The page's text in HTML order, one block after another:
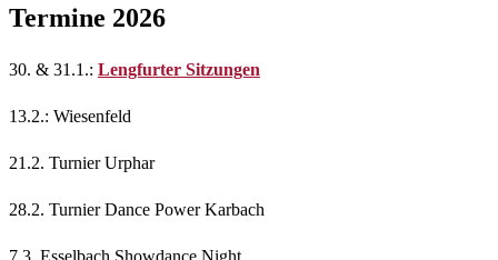
Termine 2026
30. & 31.1.: Lengfurter Sitzungen
13.2.: Wiesenfeld
21.2. Turnier Urphar
28.2. Turnier Dance Power Karbach
7.3. Esselbach Showdance Night